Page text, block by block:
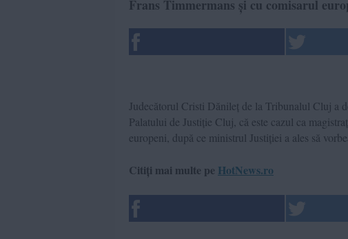
Frans Timmermans și cu comisarul
Judecătorul Cristi Dănileț de la Tribunalul Cluj a
Palatului de Justiție Cluj, că este cazul ca
europeni, după ce ministrul Justiției a ales să
Citiți mai multe pe HotNews.ro